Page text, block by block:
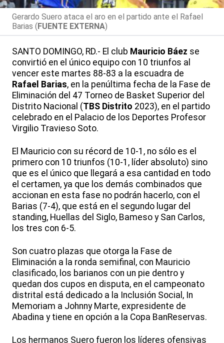
Gerardo Suero ataca el aro en el partido ante el Rafael
Barias (FUENTE EXTERNA)
SANTO DOMINGO, RD.- El club Mauricio Báez se
convirtió en el único equipo con 10 triunfos al
vencer este martes 88-83 a la escuadra de
Rafael Barias, en la penúltima fecha de la Fase de
Eliminación del 47 Torneo de Basket Superior del
Distrito Nacional (TBS Distrito 2023), en el partido
celebrado en el Palacio de los Deportes Profesor
Virgilio Travieso Soto.
El Mauricio con su récord de 10-1, no sólo es el
primero con 10 triunfos (10-1, líder absoluto) sino
que es el único que llegará a esa cantidad en todo
el certamen, ya que los demás combinados que
accionan en esta fase no podrán hacerlo, con el
Barias (7-4), que está en el segundo lugar del
standing, Huellas del Siglo, Bameso y San Carlos,
los tres con 6-5.
Son cuatro plazas que otorga la Fase de
Eliminación a la ronda semifinal, con Mauricio
clasificado, los barianos con un pie dentro y
quedan dos cupos en disputa, en el campeonato
distrital está dedicado a la Inclusión Social, In
Memoriam a Johnny Marte, expresidente de
Abadina y tiene en opción a la Copa BanReservas.
Los hermanos Suero fueron los líderes ofensivas